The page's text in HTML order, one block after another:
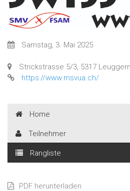
Samstag, 3. Mai 2025
Strickstrasse 5/3, 5317 Leuggern
https://www.msvua.ch/
Home
Teilnehmer
Rangliste
PDF herunterladen